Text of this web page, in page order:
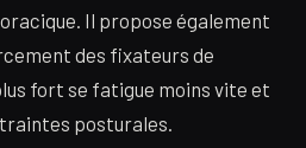
Il propose également
des fixateurs de
fort se fatigue moins vite et
posturales.